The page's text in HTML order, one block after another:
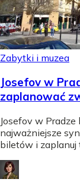
Zabytki i muzea
Josefov w
zaplanować
Josefov w Pradze
najważniejsze
biletów i zaplanuj